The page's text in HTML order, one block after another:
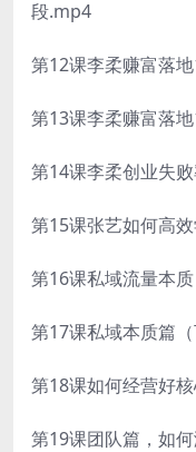
段.mp4
第12课李柔赚富落
第13课李柔赚富落
第14课李柔创业失
第15课张艺如何高
第16课私域流量本
第17课私域本质篇
第18课如何经营好
第19课团队篇，如